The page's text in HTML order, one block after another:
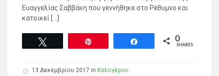
Ευαγγελίας Σαββάκη που γεννήθηκε στο Ρέθυμνο και
κατοικεί […]
0
SHARES
13 Δεκεμβρίου 2017 in Καλογέρου